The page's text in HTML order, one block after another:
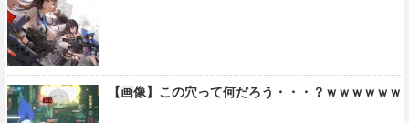
【画像】この穴って何だろう・・・？ｗｗｗｗｗｗ